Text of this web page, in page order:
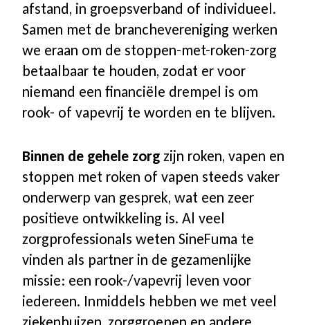
afstand, in groepsverband of individueel.
Samen met de branchevereniging werken
we eraan om de stoppen-met-roken-zorg
betaalbaar te houden, zodat er voor
niemand een financiële drempel is om
rook- of vapevrij te worden en te blijven.
Binnen de gehele zorgzijn roken, vapen en
stoppen met roken of vapen steeds vaker
onderwerp van gesprek, wat een zeer
positieve ontwikkeling is. Al veel
zorgprofessionals weten SineFuma te
vinden als partner in de gezamenlijke
missie: een rook-/vapevrij leven voor
iedereen. Inmiddels hebben we met veel